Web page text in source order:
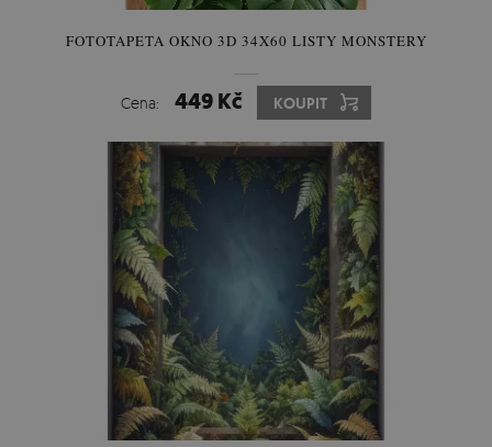
FOTOTAPETA OKNO 3D 34X60 LISTY MONSTERY
Cena: 449 Kč KOUPIT